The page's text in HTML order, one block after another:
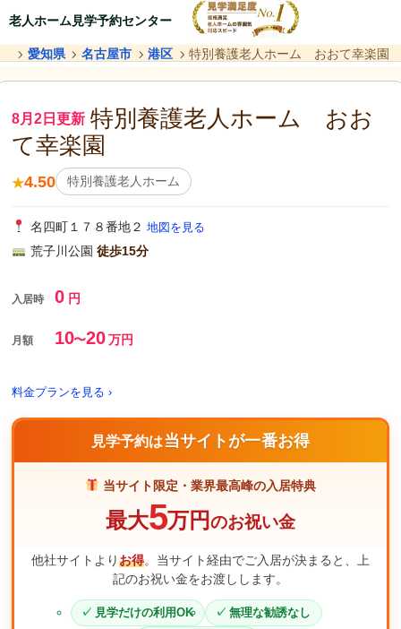
老人ホーム見学予約センター
愛知県 名古屋市 港区 特別養護老人ホーム おおて幸楽園
8月2日更新 特別養護老人ホーム おお
て幸楽園
★4.50 特別養護老人ホーム
名四町１７８番地２ 地図を見る
荒子川公園 徒歩15分
入居時 0円
月額 10〜20万円
料金プランを見る ›
見学予約は当サイトが一番お得
当サイト限定・業界最高峰の入居特典
最大5万円のお祝い金
他社サイトよりお得。当サイト経由でご入居が決まると、上
記のお祝い金をお渡しします。
見学だけの利用OK
無理な勧誘なし